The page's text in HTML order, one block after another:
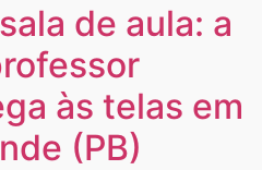
de aula: a
às telas em
(PB)